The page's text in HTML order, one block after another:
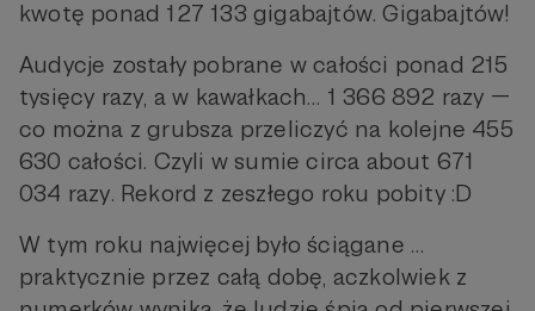
kwotę ponad 127 133 gigabajtów. Gigabajtów!
Audycje zostały pobrane w całości ponad 215
tysięcy razy, a w kawałkach… 1 366 892 razy —
co można z grubsza przeliczyć na kolejne 455
630 całości. Czyli w sumie circa about 671
034 razy. Rekord z zeszłego roku pobity :D
W tym roku najwięcej było ściągane …
praktycznie przez całą dobę, aczkolwiek z